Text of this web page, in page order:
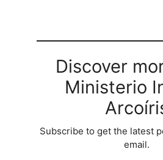
Discover
Ministerio
Subscribe to get the latest
email.